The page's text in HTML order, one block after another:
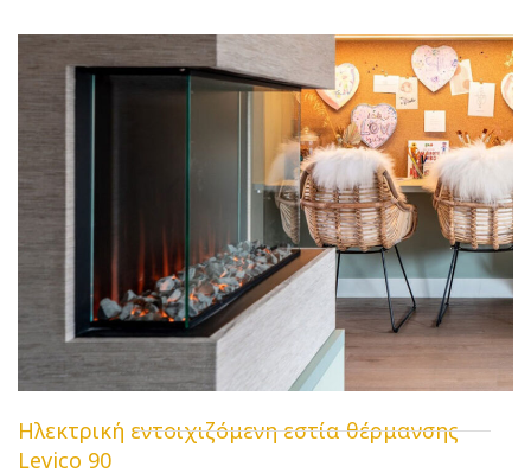
Ηλεκτρική εντοιχιζόμενη εστία θέρμανσης
Levico 90